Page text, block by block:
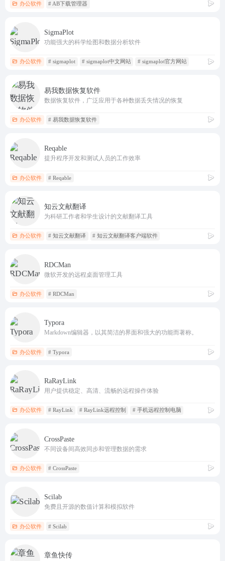
办公软件 # AB下载管理器
SigmaPlot
功能强大的科学绘图和数据分析软件
办公软件 # sigmaplot # sigmaplot中文网站 # sigmaplot官方网站
易我数据恢复软件
数据恢复软件，广泛应用于各种数据丢失情况的恢复
办公软件 # 易我数据恢复软件
Reqable
提升程序开发和测试人员的工作效率
办公软件 # Reqable
知云文献翻译
为科研工作者和学生设计的文献翻译工具
办公软件 # 知云文献翻译 # 知云文献翻译客户端软件
RDCMan
微软开发的远程桌面管理工具
办公软件 # RDCMan
Typora
Markdown编辑器，以其简洁的界面和强大的功能而著称。
办公软件 # Typora
RaRayLink
用户提供稳定、高清、流畅的远程操作体验
办公软件 # RayLink # RayLink远程控制 # 手机远程控制电脑
CrossPaste
不同设备间高效同步和管理数据的需求
办公软件 # CrossPaste
Scilab
免费且开源的数值计算和模拟软件
办公软件 # Scilab
章鱼快传